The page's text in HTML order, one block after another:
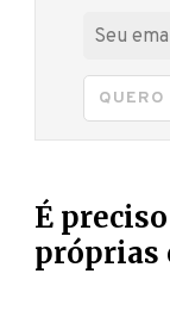
QUERO
É
próprias